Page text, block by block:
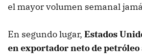
el mayor volumen semanal
En segundo lugar, Estados
en exportador neto de petróleo